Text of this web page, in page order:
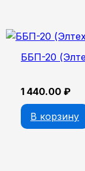
ББП-20
1 440.00 ₽
В корзину